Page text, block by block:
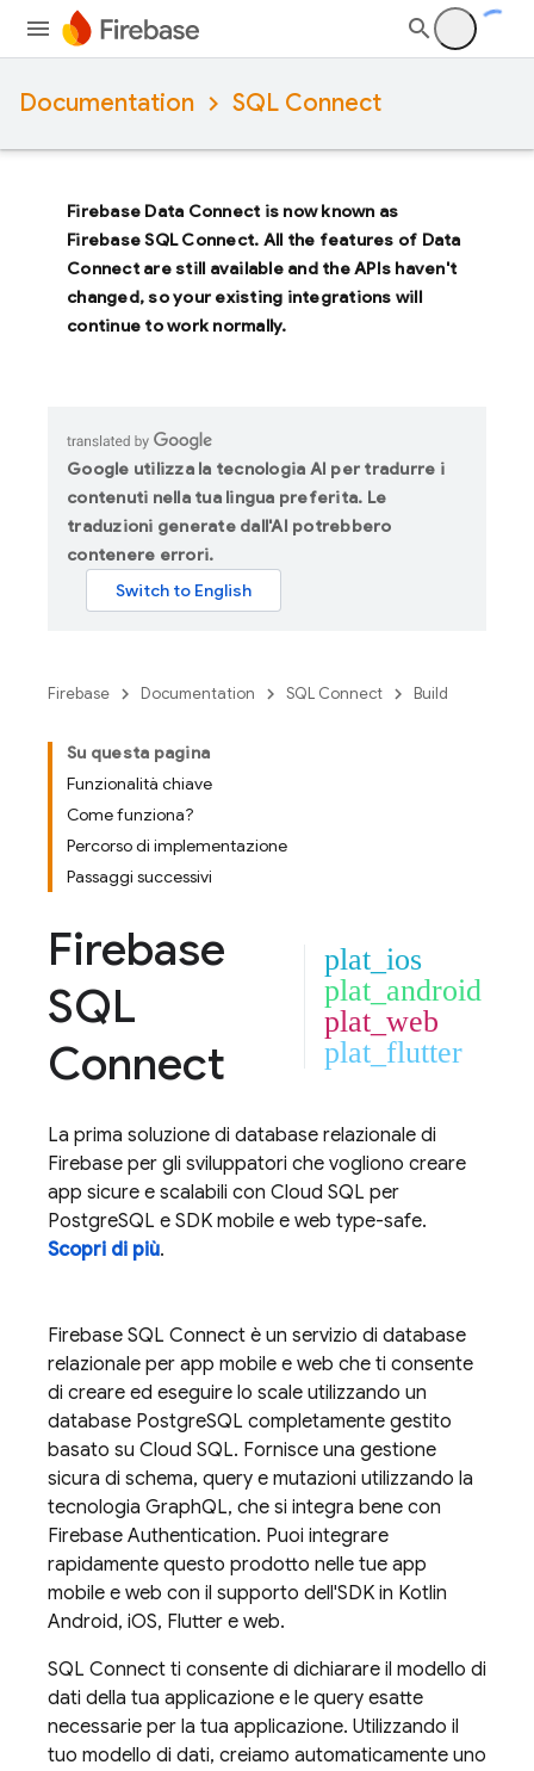
Documentation SQL Connect
Firebase Data Connectis now known as
Firebase SQL Connect. All the features of Data
Connectare still available and the APIs haven't
changed, so your existing integrations will
continue to work normally.
Google utilizza la tecnologia AI per tradurre i
contenuti nella tua lingua preferita. Le
traduzioni generate dall'AI potrebbero
contenere errori.
Firebase Documentation SQL Connect Build
Su questa pagina
Funzionalità chiave
Come funziona?
Percorso di implementazione
Passaggi successivi
Firebase
SQL
Connect
plat_ios
plat_android
plat_web
plat_flutter
La prima soluzione di database relazionale di
Firebase per gli sviluppatori che vogliono creare
app sicure e scalabili con Cloud SQL per
PostgreSQL e SDK mobile e web type-safe.
Scopri di più.
Firebase SQL Connect è un servizio di database
relazionale per app mobile e web che ti consente
di creare ed eseguire lo scale utilizzando un
database PostgreSQL completamente gestito
basato su Cloud SQL. Fornisce una gestione
sicura di schema, query e mutazioni utilizzando la
tecnologia GraphQL, che si integra bene con
Firebase Authentication. Puoi integrare
rapidamente questo prodotto nelle tue app
mobile e web con il supporto dell'SDK in Kotlin
Android, iOS, Flutter e web.
SQL Connect ti consente di dichiarare il modello di
dati della tua applicazione e le query esatte
necessarie per la tua applicazione. Utilizzando il
tuo modello di dati, creiamo automaticamente uno